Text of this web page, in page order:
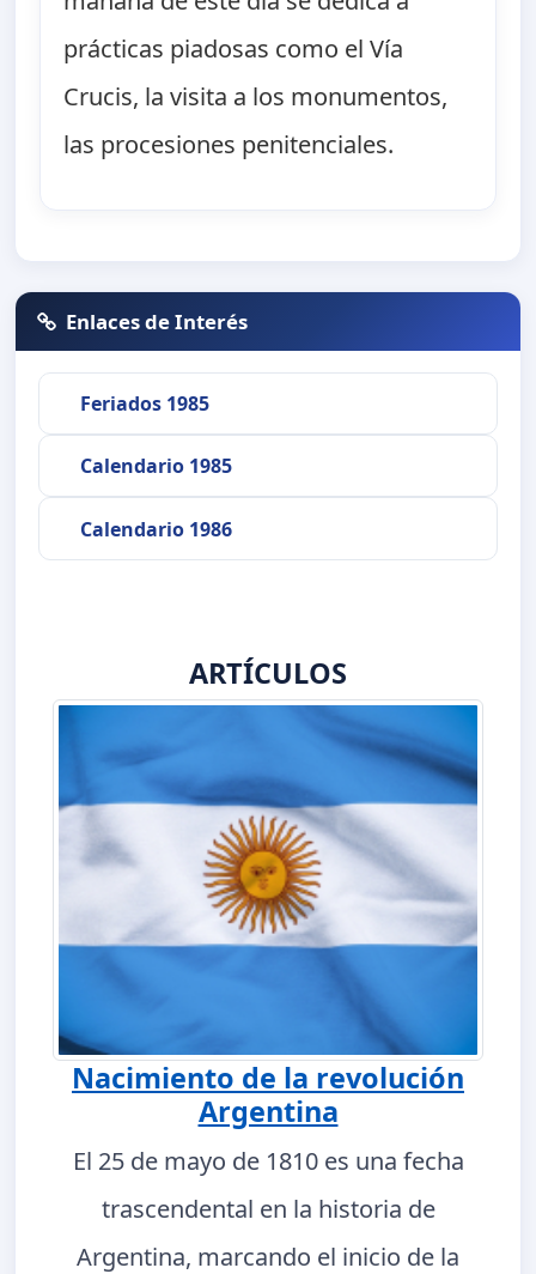
prácticas piadosas como el Vía
Crucis, la visita a los monumentos,
las procesiones penitenciales.
Enlaces de Interés
Feriados 1985
Calendario 1985
Calendario 1986
ARTÍCULOS
Nacimiento de la revolución
Argentina
El 25 de mayo de 1810 es una fecha
trascendental en la historia de
Argentina, marcando el inicio de la